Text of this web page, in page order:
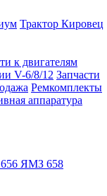
Трактор Кировец
к двигателям
V-6/8/12 Запчасти
Ремкомплекты
аппаратура
ЯМЗ 658